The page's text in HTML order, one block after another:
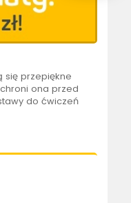
się przepiękne
ona przed
do ćwiczeń